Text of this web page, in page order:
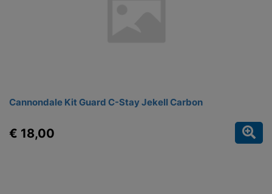
Cannondale Kit Guard C-Stay Jekell Carbon
€ 18,00